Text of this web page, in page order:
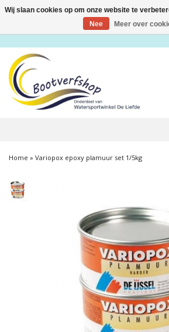
Toggle
Home » Variopox epoxy plamuur set 1/5kg
Wij slaan cookies op om onze website te
Nee
Meer over